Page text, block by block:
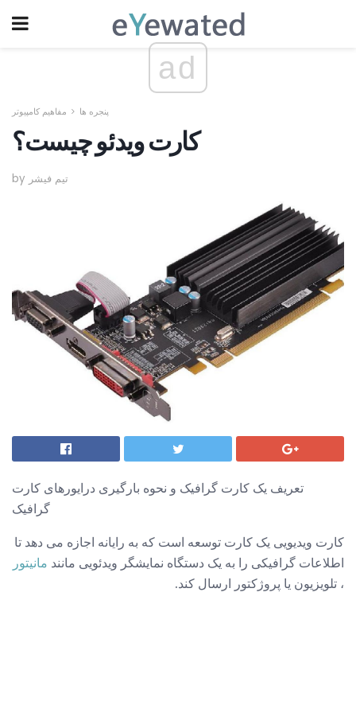
ad
پنجره ها مفاهیم کامپیوتر
کارت ویدئو چیست؟
by تیم فیشر
تعریف یک کارت گرافیک و نحوه بارگیری درایورهای کارت
گرافیک
کارت ویدیویی یک کارت توسعه است که به رایانه اجازه می دهد تا
اطلاعات گرافیکی را به یک دستگاه نمایشگر ویدئویی مانند مانیتور
، تلویزیون یا پروژکتور ارسال کند.